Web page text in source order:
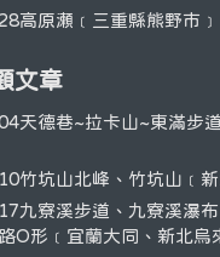
高原瀬﹝三重縣熊野市﹞
文章
天德巷~拉卡山~東滿步
竹坑山北峰、竹坑山﹝新
九寮溪步道、九寮溪瀑
O形﹝宜蘭大同、新北烏